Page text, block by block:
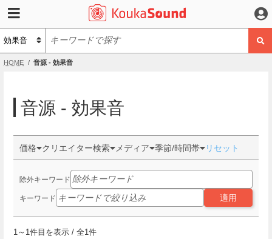
HOME 音源 - 効果音
音源 - 効果音
価格 クリエイター検索 メディア 季節/時間帯 リセット
除外キーワード
キーワード 適用
1 ～ 1件目を表示 / 全1件